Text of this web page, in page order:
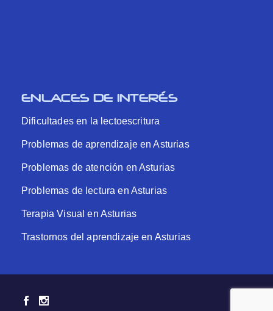
ENLACES DE INTERÉS
Dificultades en la lectoescritura
Problemas de aprendizaje en Asturias
Problemas de atención en Asturias
Problemas de lectura en Asturias
Terapia Visual en Asturias
Trastornos del aprendizaje en Asturias